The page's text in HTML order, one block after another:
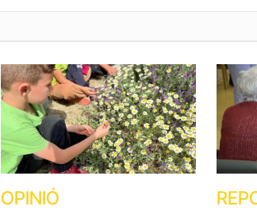
OPINIÓ